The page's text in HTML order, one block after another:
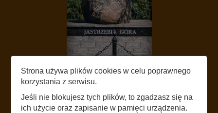
LISTEN
OBELISK GWIAZDA PÓŁNOCY
Strona używa plików cookies w celu poprawnego
korzystania z serwisu.
Jeśli nie blokujesz tych plików, to zgadzasz się na
ich użycie oraz zapisanie w pamięci urządzenia.